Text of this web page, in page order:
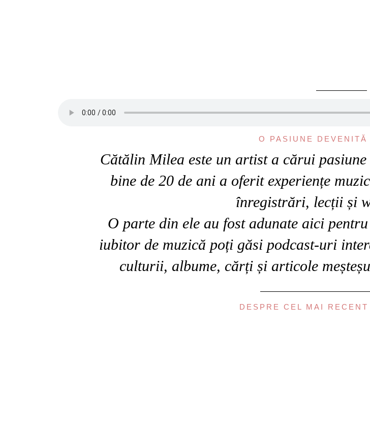
O PASIUNE DEVENITĂ
Cătălin Milea este un artist a cărui
bine de 20 de ani a oferit experiențe
înregistrări, lecții și
O parte din ele au fost adunate aici
iubitor de muzică poți găsi podcast-uri
culturii, albume, cărți și articole
DESPRE CEL MAI